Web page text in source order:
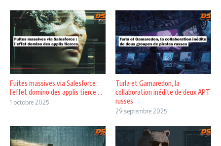
Fuites massives via Salesforce :
l’effet domino des applis tierce ...
1 octobre 2025
Turla et Gamaredon, la
collaboration inédite de deux APT
russes
29 septembre 2025